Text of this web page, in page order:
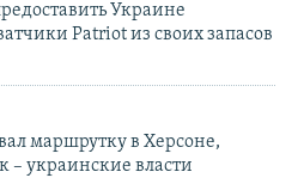
Украине
Patriot из своих запасов
маршрутку в Херсоне,
– украинские власти